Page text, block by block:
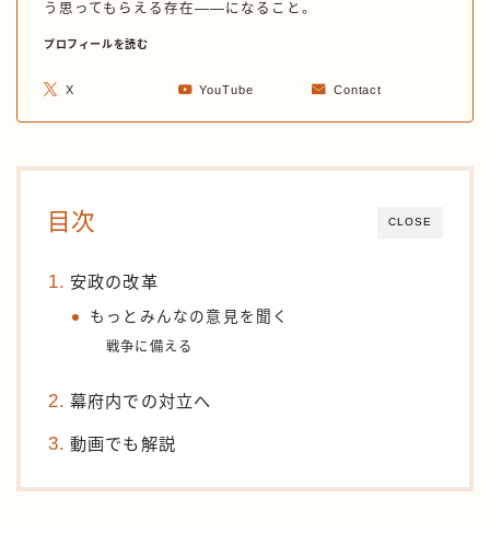
う思ってもらえる存在——になること。
プロフィールを読む
X YouTube Contact
CLOSE
目次
安政の改革
もっとみんなの意見を聞く
戦争に備える
幕府内での対立へ
動画でも解説